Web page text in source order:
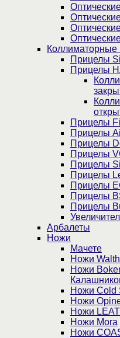
Коллиматорные
Прицелы
Прицелы
Прицелы
Прицелы
Прицелы
Прицелы
Прицелы
Прицелы
Прицелы
Прицелы
Прицелы
Арбалеты
Ножи
Мачете
Ножи
Ножи
Ножи Cold
Ножи
Ножи
Ножи Mora
Ножи